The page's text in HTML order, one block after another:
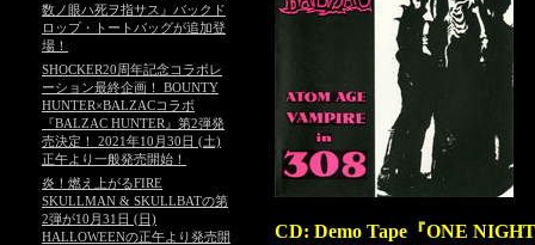
CD: Demo Tape『ONE
数ノ眼ハ死ヲ指サス』バックド
ロップ・トートバッグが追加登
場！
SHOCKER20周年記念コラボレ
ーション最終企画！ BOUNTY
HUNTER×BALZACコラボ
『BALZAC HUNTER』第2弾発
売決定！ 2021年10月30日 (土)
正午より一般発売開始！
炎！燃え上がるFIRE
SKULLMAN & SKULLBATの第
2弾が10月31日 (日)
HALLOWEENの正午より発売開